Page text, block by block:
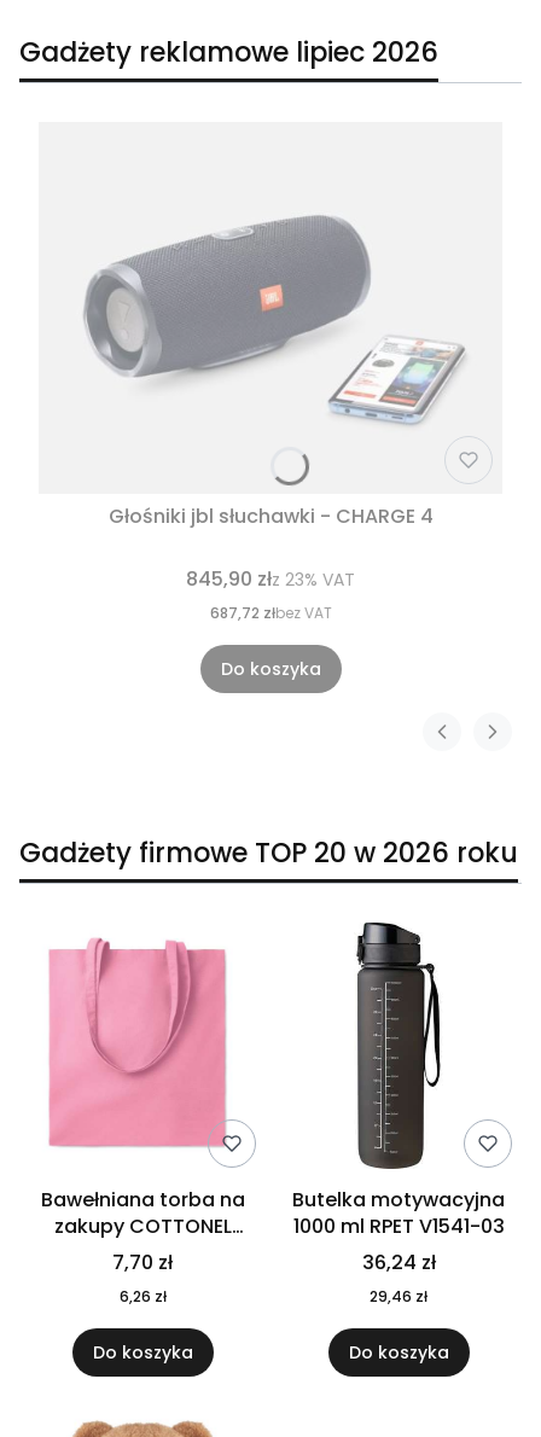
Gadżety reklamowe lipiec 2026
Głośniki jbl słuchawki - CHARGE 4
845,90 złz 23% VAT
687,72 złbez VAT
Do koszyka
Gadżety firmowe TOP 20 w 2026 roku
Bawełniana torba na
zakupy COTTONEL
COLOUR++ MO9846-11
7,70 zł
6,26 zł
Do koszyka
Butelka motywacyjna
1000 ml RPET V1541-03
36,24 zł
29,46 zł
Do koszyka